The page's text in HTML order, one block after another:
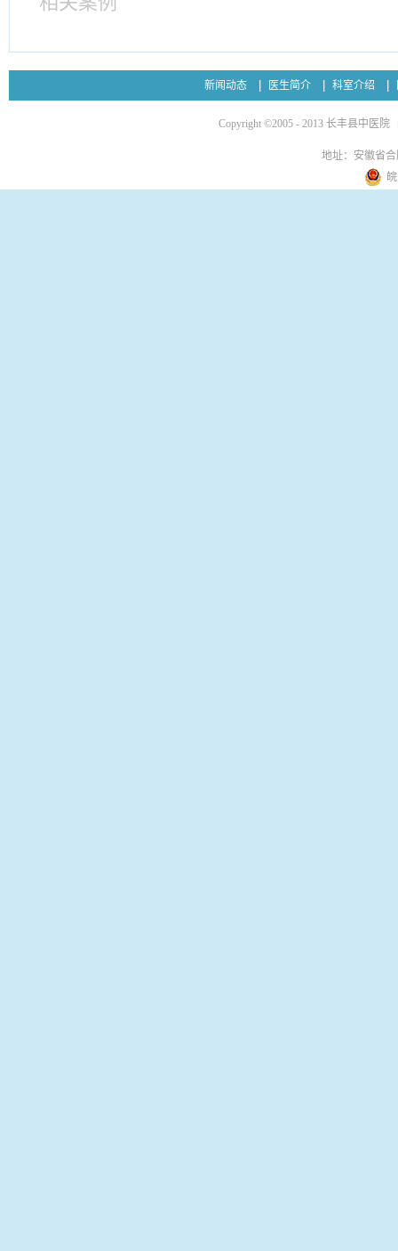
新闻动态 医生简介 科室介绍
Copyright ©2005 - 2013 长丰县中医院
地址：安徽省